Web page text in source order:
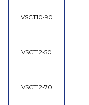
VSCT10-90
VSCT12-50
VSCT12-70